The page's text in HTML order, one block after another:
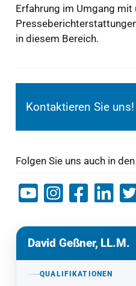
Erfahrung im Umgang mit
in diesem Bereich.
Kontaktieren Sie uns!
Folgen Sie uns auch in
David Geßner, LL.M.
QUALIFIKATIONEN